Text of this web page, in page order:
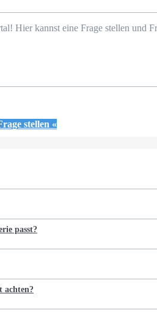
kannst eine Frage stellen und
stellen «
passt?
achten?